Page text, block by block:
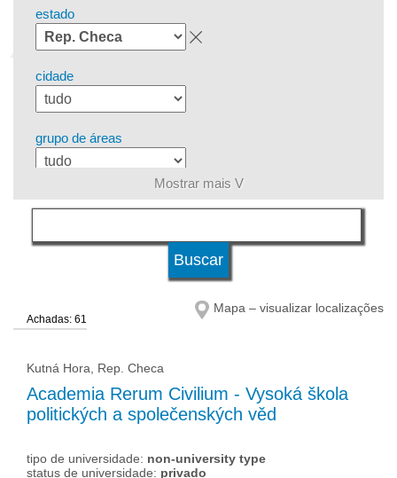
estado
cidade
grupo de áreas
língua
status de universidade
Mostrar mais V
Achadas: 61
Mapa – visualizar localizações
Kutná Hora, Rep. Checa
Academia Rerum Civilium - Vysoká škola
politických a společenských věd
tipo de universidade: non-university type
status de universidade: privado